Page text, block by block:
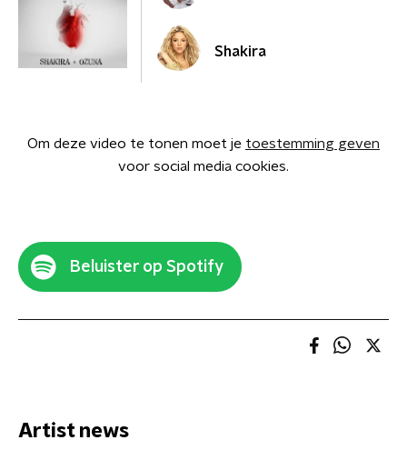
Shakira
Om deze video te tonen moet je toestemming geven
voor social media cookies.
Beluister op Spotify
Artist news